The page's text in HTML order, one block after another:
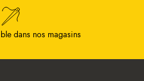
dans nos magasins